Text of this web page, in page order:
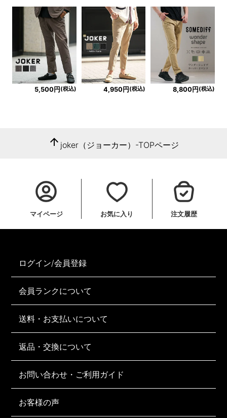
5,500円 (税込) 4,950円 (税込) 8,800円 (税込)
arrow_upward joker（ジョーカー）-TOPページ
マイページ お気に入り 注文履歴
ログイン/会員登録
会員ランクについて
送料・お支払いについて
返品・交換について
お問い合わせ・ご利用ガイド
お客様の声